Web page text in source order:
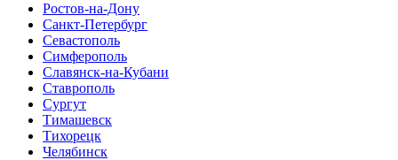
Ростов-на-Дону
Санкт-Петербург
Севастополь
Симферополь
Славянск-на-Кубани
Ставрополь
Сургут
Тимашевск
Тихорецк
Челябинск